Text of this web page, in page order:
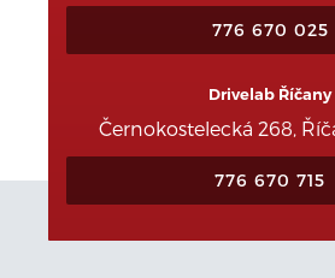
776 670 025
Drivelab Říčany
Černokostelecká 268,
776 670 715